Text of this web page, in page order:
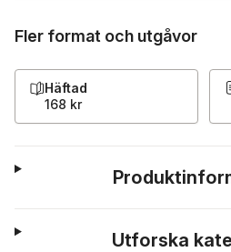
Fler format och utgåvor
Häftad
168 kr
Utforska